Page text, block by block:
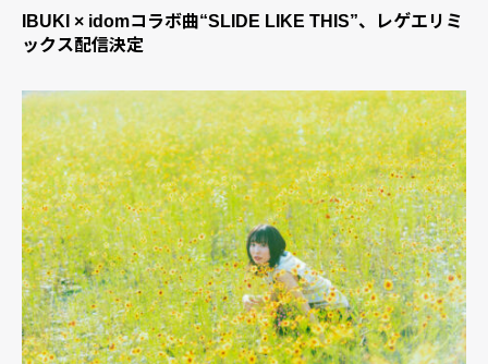
IBUKI × idomコラボ曲“SLIDE LIKE THIS”、レゲエリミ
ックス配信決定